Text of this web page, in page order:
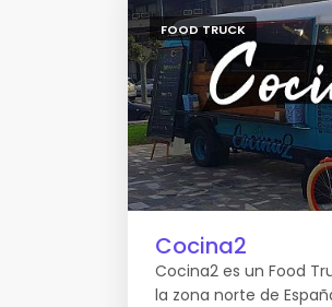
FOOD TRUCK
Cocina2
Cocina2 es un Food
la zona norte de